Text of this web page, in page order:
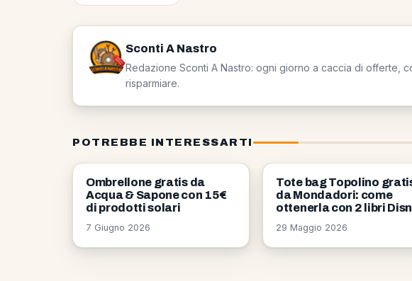
Sconti A Nastro
Redazione Sconti A Nastro: ogni giorno a caccia di offerte,
risparmiare.
POTREBBE INTERESSARTI
OMAGGI
Ombrellone gratis da
Acqua & Sapone con 15€
di prodotti solari
7 Giugno 2026
NEWS
Tote bag Topolino
da Mondadori: come
ottenerla con 2 libri
29 Maggio 2026